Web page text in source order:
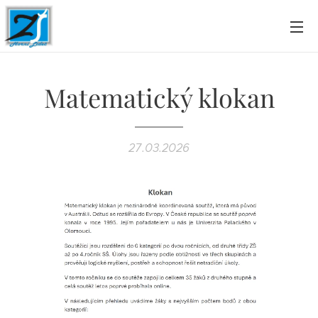
Matematický klokan
27.03.2026